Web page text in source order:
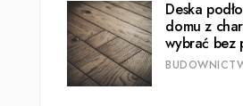
Deska
domu z
wybrać bez